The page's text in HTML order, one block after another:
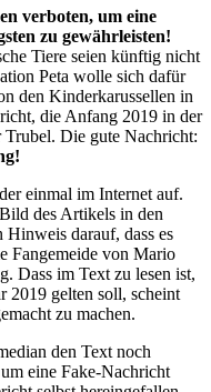
verboten, um eine
zu gewährleisten!
Tiere seien künftig nicht
Peta wolle sich dafür
den Kinderkarussellen in
die Anfang 2019 in der
Die gute Nachricht:
einmal im Internet auf.
des Artikels in den
Hinweis darauf, dass es
Fangemeide von Mario
Dass im Text zu lesen ist,
2019 gelten soll, scheint
zu machen.
den Text noch
eine Fake-Nachricht